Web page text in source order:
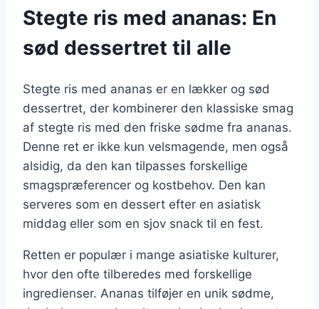
Stegte ris med ananas: En
sød dessertret til alle
Stegte ris med ananas er en lækker og sød
dessertret, der kombinerer den klassiske smag
af stegte ris med den friske sødme fra ananas.
Denne ret er ikke kun velsmagende, men også
alsidig, da den kan tilpasses forskellige
smagspræferencer og kostbehov. Den kan
serveres som en dessert efter en asiatisk
middag eller som en sjov snack til en fest.
Retten er populær i mange asiatiske kulturer,
hvor den ofte tilberedes med forskellige
ingredienser. Ananas tilføjer en unik sødme,